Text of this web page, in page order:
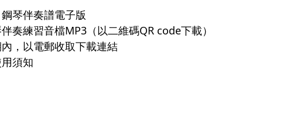
琴伴奏譜電子版
奏練習音檔MP3（以二維碼QR code下載）
，以電郵收取下載連結
須知